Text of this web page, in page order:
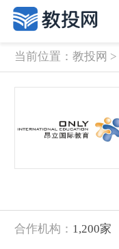
当前位置： 教投网 >
合作机构： 1,200家